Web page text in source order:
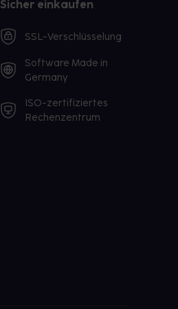
Sicher einkaufen
SSL-Verschlüsselung
Software Made in
Germany
ISO-zertifiziertes
Rechenzentrum